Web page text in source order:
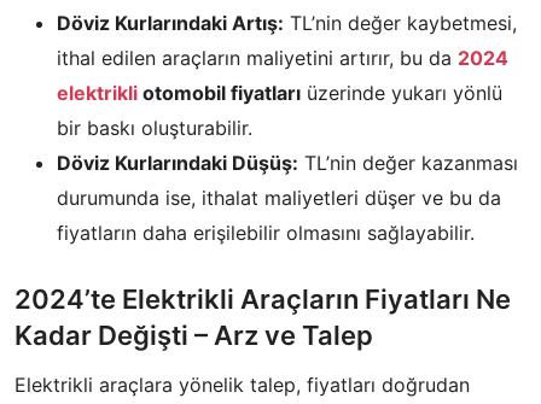
Döviz Kurlarındaki Artış: TL’nin değer kaybetmesi,
ithal edilen araçların maliyetini artırır, bu da 2024
elektrikli otomobil fiyatları üzerinde yukarı yönlü
bir baskı oluşturabilir.
Döviz Kurlarındaki Düşüş: TL’nin değer kazanması
durumunda ise, ithalat maliyetleri düşer ve bu da
fiyatların daha erişilebilir olmasını sağlayabilir.
2024’te Elektrikli Araçların Fiyatları Ne
Kadar Değişti – Arz ve Talep
Elektrikli araçlara yönelik talep, fiyatları doğrudan